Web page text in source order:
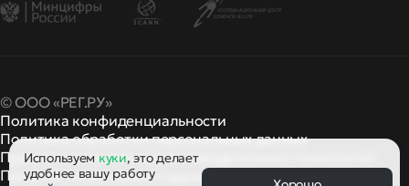
© ООО «РЕГ.РУ»
Политика конфиденциальности
Политика обработки персональных данных
Правила применения рекомендательных технологий
Правила пользованияи другие
правила и политики
Используем куки, это делает
удобнее вашу работу